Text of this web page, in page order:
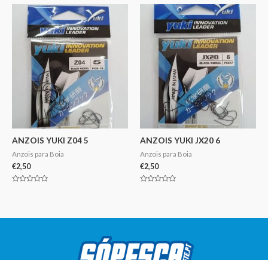
5
5
ANZOIS YUKI Z04 5
Anzois para Boia
€2,50
ANZOIS YUKI JX20 6
Anzois para Boia
€2,50